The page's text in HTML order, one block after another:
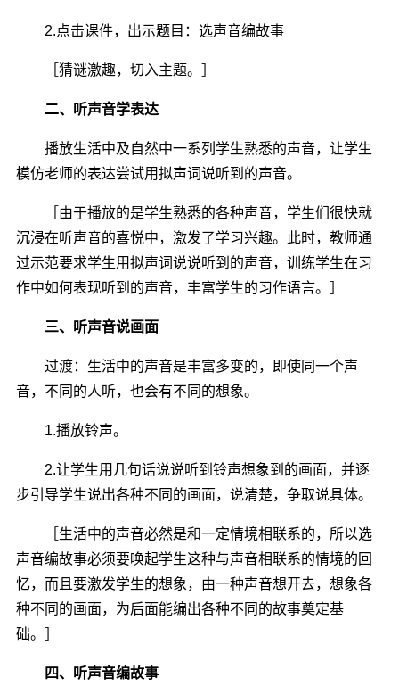
2.点击课件，出示题目：选声音编故事
［猜谜激趣，切入主题。］
二、听声音学表达
播放生活中及自然中一系列学生熟悉的声音，让学生
模仿老师的表达尝试用拟声词说听到的声音。
［由于播放的是学生熟悉的各种声音，学生们很快就
沉浸在听声音的喜悦中，激发了学习兴趣。此时，教师通
过示范要求学生用拟声词说说听到的声音，训练学生在习
作中如何表现听到的声音，丰富学生的习作语言。］
三、听声音说画面
过渡：生活中的声音是丰富多变的，即使同一个声
音，不同的人听，也会有不同的想象。
1.播放铃声。
2.让学生用几句话说说听到铃声想象到的画面，并逐
步引导学生说出各种不同的画面，说清楚，争取说具体。
［生活中的声音必然是和一定情境相联系的，所以选
声音编故事必须要唤起学生这种与声音相联系的情境的回
忆，而且要激发学生的想象，由一种声音想开去，想象各
种不同的画面，为后面能编出各种不同的故事奠定基
础。］
四、听声音编故事